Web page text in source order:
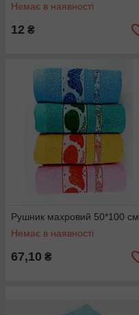
Немає в наявності
12 ₴
Рушник махровий 50*100 см
Немає в наявності
67,10 ₴